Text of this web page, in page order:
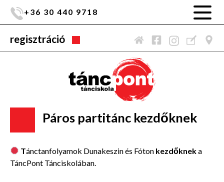
+36 30 440 9718
regisztráció
Páros partitánc kezdőknek
Tánctanfolyamok Dunakeszin és Fóton kezdőkneka
TáncPont Tánciskolában.